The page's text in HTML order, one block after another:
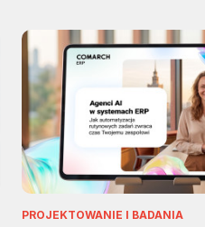
PROJEKTOWANIE I BADANIA